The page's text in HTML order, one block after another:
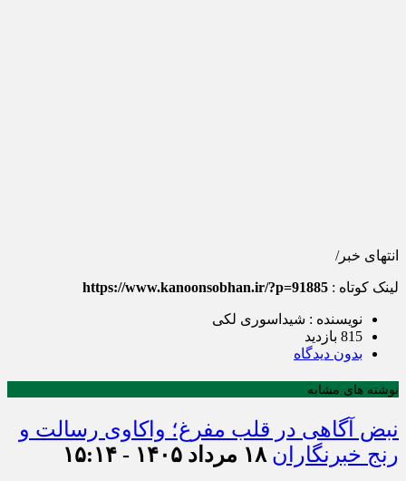
انتهای خبر/
لینک کوتاه : https://www.kanoonsobhan.ir/?p=91885
نویسنده : شیداسوری لکی
815 بازدید
بدون دیدگاه
نوشته های مشابه
نبض آگاهی در قلب مفرغ؛ واکاوی رسالت و
رنج خبرنگاران ۱۸ مرداد ۱۴۰۵ - ۱۵:۱۴